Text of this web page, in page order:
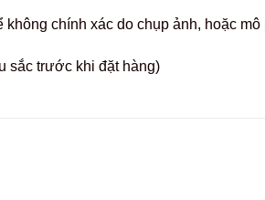
chính xác do chụp ảnh, hoặc
sắc trước khi đặt hàng)